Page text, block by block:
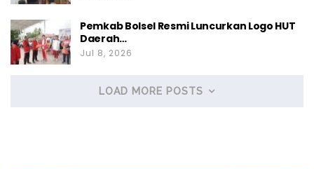
Pemkab Bolsel Resmi Luncurkan Logo HUT
Daerah…
Jul 8, 2026
LOAD MORE POSTS